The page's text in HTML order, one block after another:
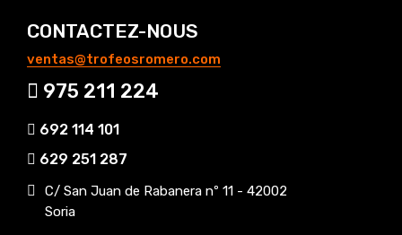
CONTACTEZ-NOUS
ventas@trofeosromero.com
975 211 224
692 114 101
629 251 287
C/ San Juan de Rabanera nº 11 - 42002
Soria